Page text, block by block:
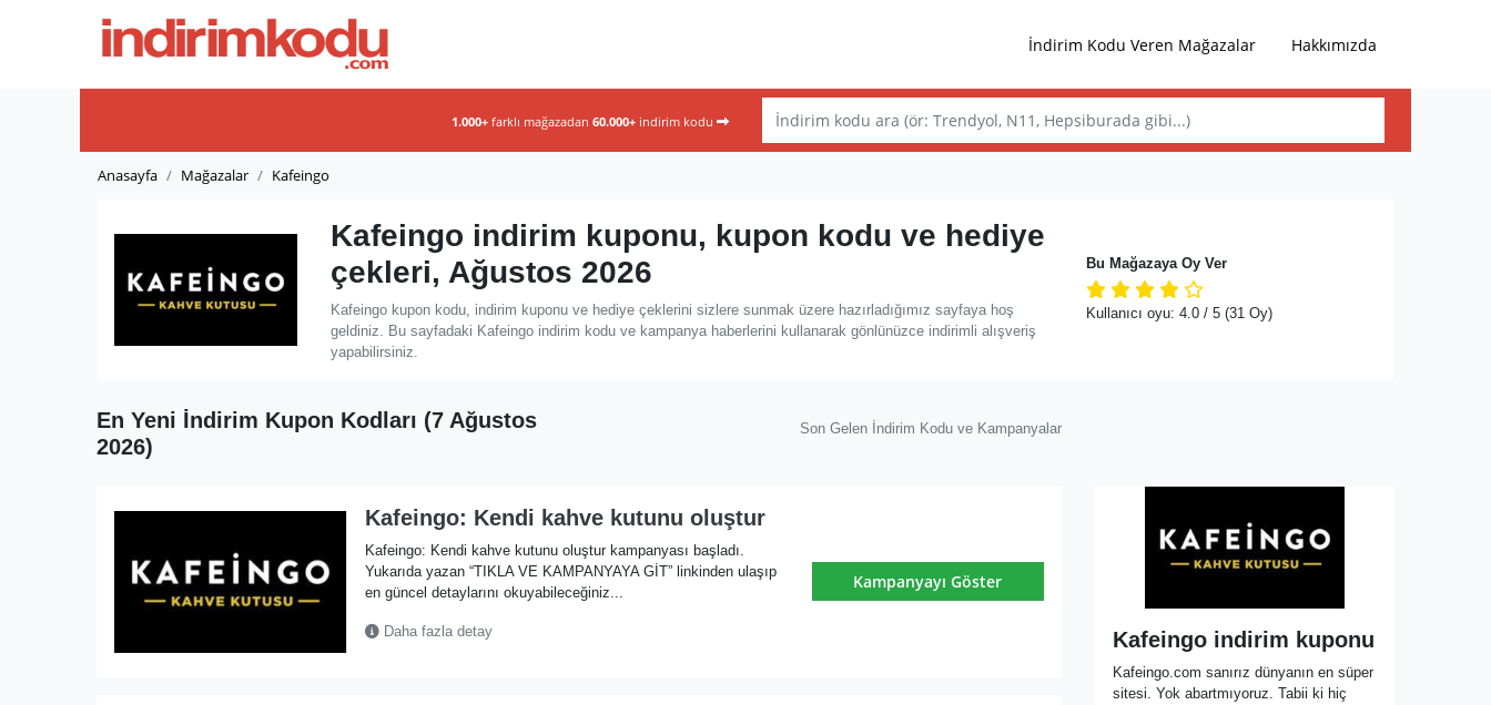
İndirim Kodu Veren Mağazalar Hakkımızda
1.000+ farklı mağazadan 60.000+ indirim kodu
Anasayfa Mağazalar Kafeingo
Bu Mağazaya Oy Ver
Kullanıcı oyu: 4.0/ 5 (31 Oy)
Kafeingo indirim kuponu, kupon kodu ve hediye
çekleri, Ağustos 2026
Kafeingo kupon kodu, indirim kuponu ve hediye çeklerini sizlere sunmak üzere hazırladığımız sayfaya hoş
geldiniz. Bu sayfadaki Kafeingo indirim kodu ve kampanya haberlerini kullanarak gönlünüzce indirimli alışveriş
yapabilirsiniz.
En Yeni İndirim Kupon Kodları (7 Ağustos
2026)
Son Gelen İndirim Kodu ve Kampanyalar
Kafeingo: Kendi kahve kutunu oluştur
Kafeingo: Kendi kahve kutunu oluştur kampanyası başladı.
Yukarıda yazan “TIKLA VE KAMPANYAYA GİT” linkinden ulaşıp
en güncel detaylarını okuyabileceğiniz...
Daha fazla detay
Kampanyayı Göster
Kafeingo indirim kuponu
Kafeingo.com sanırız dünyanın en süper
sitesi. Yok abartmıyoruz. Tabii ki hiç